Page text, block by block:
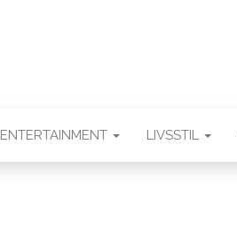
ENTERTAINMENT LIVSSTIL